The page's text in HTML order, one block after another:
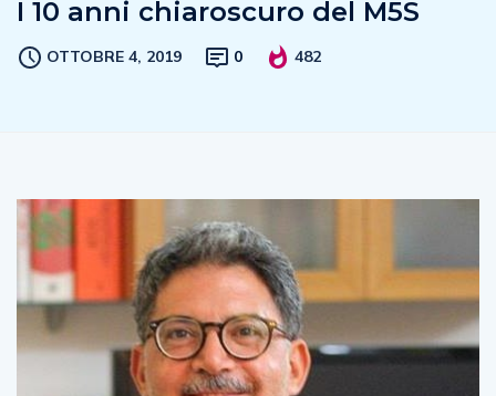
I 10 anni chiaroscuro del M5S
OTTOBRE 4, 2019 0 482